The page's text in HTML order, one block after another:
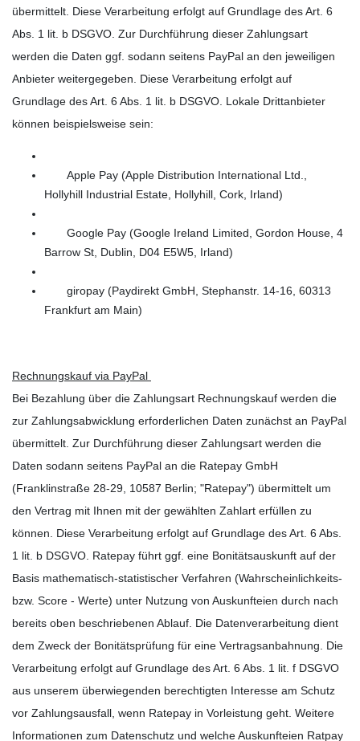
übermittelt. Diese Verarbeitung erfolgt auf Grundlage des Art. 6
Abs. 1 lit. b DSGVO. Zur Durchführung dieser Zahlungsart
werden die Daten ggf. sodann seitens PayPal an den jeweiligen
Anbieter weitergegeben. Diese Verarbeitung erfolgt auf
Grundlage des Art. 6 Abs. 1 lit. b DSGVO. Lokale Drittanbieter
können beispielsweise sein:
Apple Pay (Apple Distribution International Ltd.,
Hollyhill Industrial Estate, Hollyhill, Cork, Irland)
Google Pay (Google Ireland Limited, Gordon House, 4
Barrow St, Dublin, D04 E5W5, Irland)
giropay (Paydirekt GmbH, Stephanstr. 14-16, 60313
Frankfurt am Main)
Rechnungskauf via PayPal
Bei Bezahlung über die Zahlungsart Rechnungskauf werden die
zur Zahlungsabwicklung erforderlichen Daten zunächst an PayPal
übermittelt. Zur Durchführung dieser Zahlungsart werden die
Daten sodann seitens PayPal an die Ratepay GmbH
(Franklinstraße 28-29, 10587 Berlin; "Ratepay") übermittelt um
den Vertrag mit Ihnen mit der gewählten Zahlart erfüllen zu
können. Diese Verarbeitung erfolgt auf Grundlage des Art. 6 Abs.
1 lit. b DSGVO. Ratepay führt ggf. eine Bonitätsauskunft auf der
Basis mathematisch-statistischer Verfahren (Wahrscheinlichkeits-
bzw. Score - Werte) unter Nutzung von Auskunfteien durch nach
bereits oben beschriebenen Ablauf. Die Datenverarbeitung dient
dem Zweck der Bonitätsprüfung für eine Vertragsanbahnung. Die
Verarbeitung erfolgt auf Grundlage des Art. 6 Abs. 1 lit. f DSGVO
aus unserem überwiegenden berechtigten Interesse am Schutz
vor Zahlungsausfall, wenn Ratepay in Vorleistung geht. Weitere
Informationen zum Datenschutz und welche Auskunfteien Ratpay